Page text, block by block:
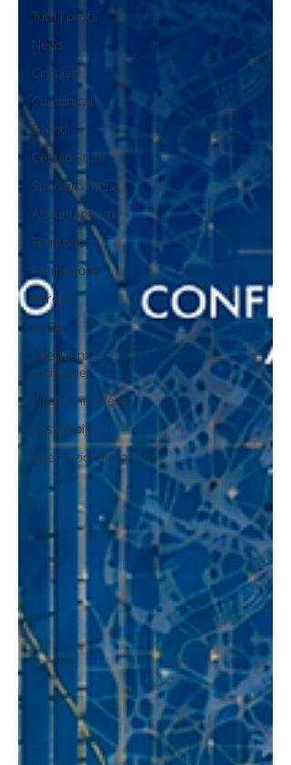
Tutti i posts
News
Circolari
Comunicati
Eventi
Centro Studi
Sportello Mepa
Appuntamenti
Territorio
Formazione
Europa
PNRR
Intelligenza
Artificiale
diritto d'impresa
Sostenibilità
Internazionalizzazione